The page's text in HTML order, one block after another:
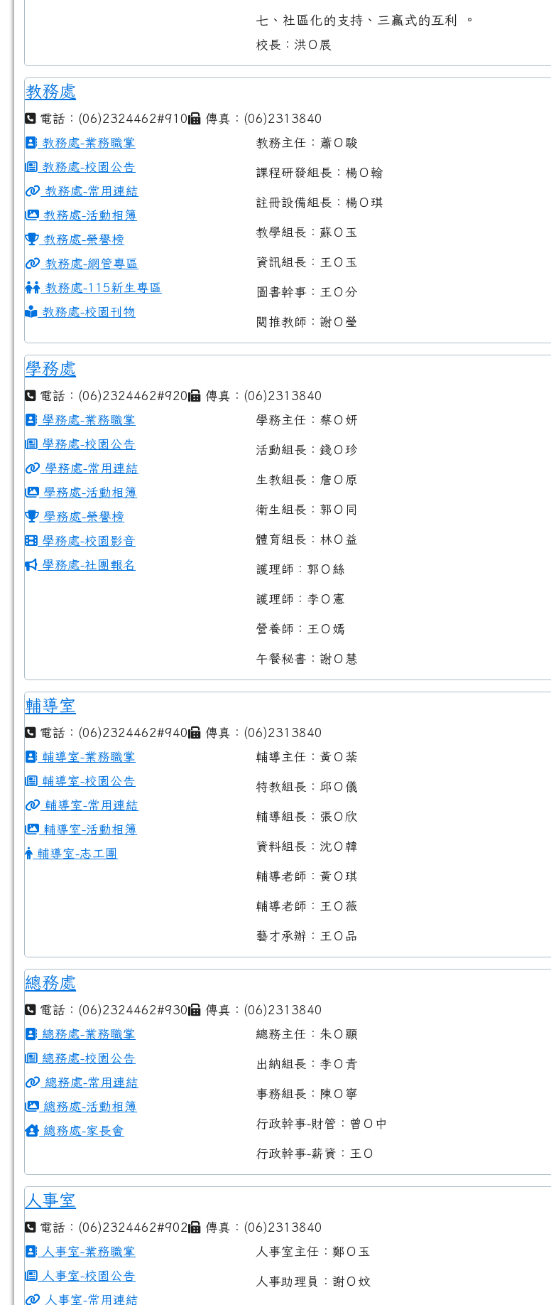
七、社區化的支持、三贏式的互利 。
校長：洪Ｏ展
教務處
電話：(06)2324462#910
傳真：(06)2313840
教務處-業務職掌
教務處-校園公告
教務處-常用連結
教務處-活動相簿
教務處-榮譽榜
教務處-網管專區
教務處-115新生專區
教務處-校園刊物
教務主任：蕭Ｏ駿
課程研發組長：楊Ｏ翰
註冊設備組長：楊Ｏ琪
教學組長：蘇Ｏ玉
資訊組長：王Ｏ玉
圖書幹事：王Ｏ分
閱推教師：謝Ｏ瑩
學務處
電話：(06)2324462#920
傳真：(06)2313840
學務處-業務職掌
學務處-校園公告
學務處-常用連結
學務處-活動相簿
學務處-榮譽榜
學務處-校園影音
學務處-社團報名
學務主任：蔡Ｏ妍
活動組長：錢Ｏ珍
生教組長：詹Ｏ原
衛生組長：郭Ｏ同
體育組長：林Ｏ益
護理師：郭Ｏ絲
護理師：李Ｏ憲
營養師：王Ｏ嫣
午餐秘書：謝Ｏ慧
輔導室
電話：(06)2324462#940
傳真：(06)2313840
輔導室-業務職掌
輔導室-校園公告
輔導室-常用連結
輔導室-活動相簿
輔導室-志工團
輔導主任：黃Ｏ棻
特教組長：邱Ｏ儀
輔導組長：張Ｏ欣
資料組長：沈Ｏ韓
輔導老師：黃Ｏ琪
輔導老師：王Ｏ薇
藝才承辦：王Ｏ品
總務處
電話：(06)2324462#930
傳真：(06)2313840
總務處-業務職掌
總務處-校園公告
總務處-常用連結
總務處-活動相簿
總務處-家長會
總務主任：朱Ｏ顯
出納組長：李Ｏ青
事務組長：陳Ｏ寧
行政幹事-財管：曾Ｏ中
行政幹事-薪資：王Ｏ
人事室
電話：(06)2324462#902
傳真：(06)2313840
人事室-業務職掌
人事室-校園公告
人事室-常用連結
人事室主任：鄭Ｏ玉
人事助理員：謝Ｏ妏